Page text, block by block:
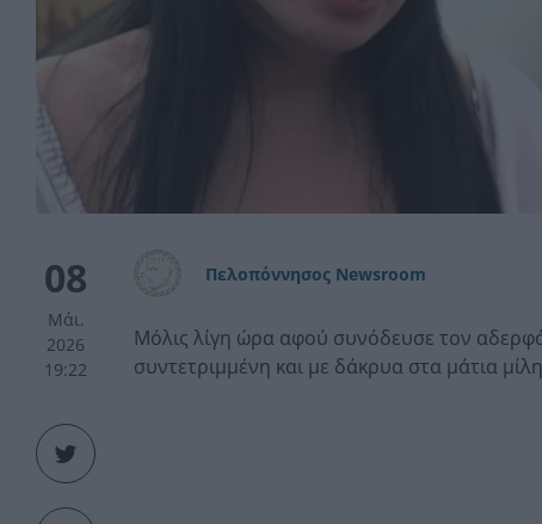
08
Μάι.
2026
19:22
Πελοπόννησος Newsroom
Μόλις λίγη ώρα αφού συνόδευσε τον
συντετριμμένη και με δάκρυα στα μάτια